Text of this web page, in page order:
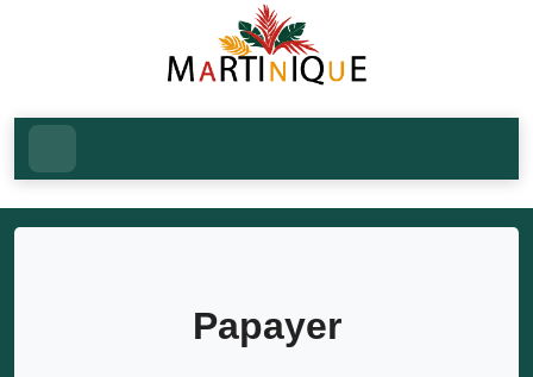
Papayer